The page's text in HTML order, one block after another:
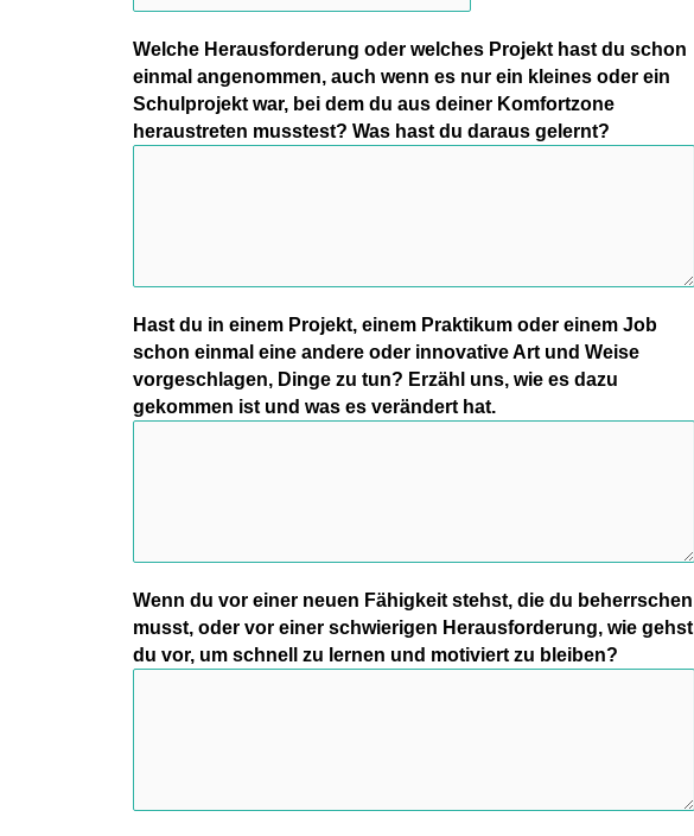
Welche Herausforderung oder welches Projekt hast du schon
einmal angenommen, auch wenn es nur ein kleines oder ein
Schulprojekt war, bei dem du aus deiner Komfortzone
heraustreten musstest? Was hast du daraus gelernt?
Hast du in einem Projekt, einem Praktikum oder einem Job
schon einmal eine andere oder innovative Art und Weise
vorgeschlagen, Dinge zu tun? Erzähl uns, wie es dazu
gekommen ist und was es verändert hat.
Wenn du vor einer neuen Fähigkeit stehst, die du beherrschen
musst, oder vor einer schwierigen Herausforderung, wie gehst
du vor, um schnell zu lernen und motiviert zu bleiben?